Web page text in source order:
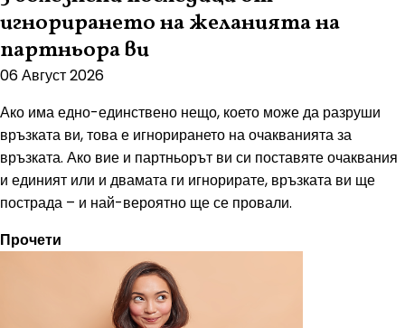
игнорирането на желанията на
партньора ви
06 Август 2026
Ако има едно-единствено нещо, което може да разруши
връзката ви, това е игнорирането на очакванията за
връзката. Ако вие и партньорът ви си поставяте очаквания
и единият или и двамата ги игнорирате, връзката ви ще
пострада – и най-вероятно ще се провали.
Прочети